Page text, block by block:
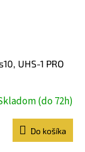
UHS-1 PRO
(do 72h)
Do košíka